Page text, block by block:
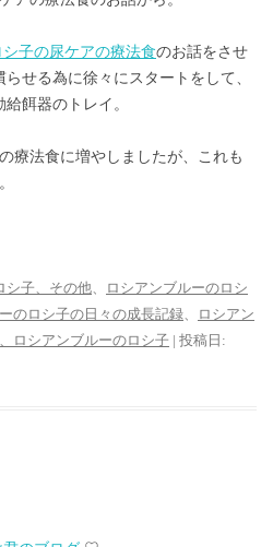
シ子の尿ケアの療法食のお話をさせ
せる為に徐々にスタートをして、
餌器のトレイ。
療法食に増やしましたが、これも
シ子、その他
ロシアンブルーのロシ
のロシ子の日々の成長記録
ロシアン
ロシアンブルーのロシ子 | 投稿日: